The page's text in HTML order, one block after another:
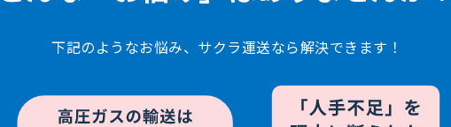
下記のようなお悩み、 サクラ運送なら解決できます！